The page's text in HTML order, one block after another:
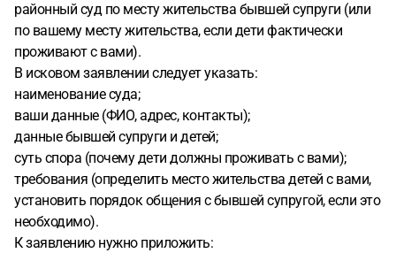
районный суд по месту жительства бывшей супруги (или
по вашему месту жительства, если дети фактически
проживают с вами).
В исковом заявлении следует указать:
наименование суда;
ваши данные (ФИО, адрес, контакты);
данные бывшей супруги и детей;
суть спора (почему дети должны проживать с вами);
требования (определить место жительства детей с вами,
установить порядок общения с бывшей супругой, если это
необходимо).
К заявлению нужно приложить: